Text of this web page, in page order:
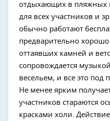
отдыхающих в пляжных
для всех участников и
обычно работают
предварительно
оттаявших камней и
сопровождается
весельем, и все это под
Не менее ярким
участников стараются
красками холи.